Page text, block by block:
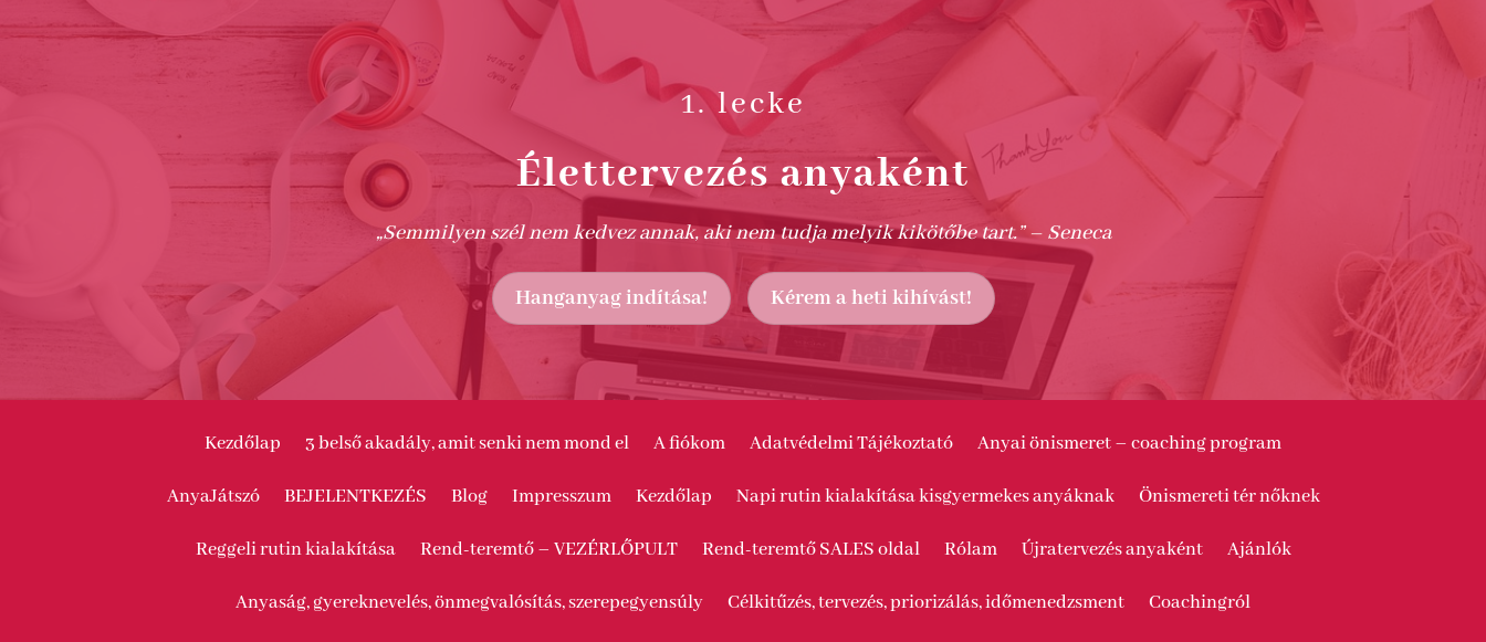
1. lecke
Élettervezés anyaként
„Semmilyen szél nem kedvez annak, aki nem tudja melyik kikötőbe tart.” – Seneca
Hanganyag indítása! Kérem a heti kihívást!
Kezdőlap 3 belső akadály, amit senki nem mond el A fiókom Adatvédelmi Tájékoztató Anyai önismeret – coaching program
AnyaJátszó BEJELENTKEZÉS Blog Impresszum Kezdőlap Napi rutin kialakítása kisgyermekes anyáknak Önismereti tér nőknek
Reggeli rutin kialakítása Rend-teremtő – VEZÉRLŐPULT Rend-teremtő SALES oldal Rólam Újratervezés anyaként Ajánlók
Anyaság, gyereknevelés, önmegvalósítás, szerepegyensúly Célkitűzés, tervezés, priorizálás, időmenedzsment Coachingról